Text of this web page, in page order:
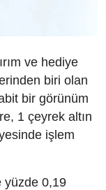
ve hediye
biri olan
bir görünüm
1 çeyrek altın
işlem
yüzde 0,19